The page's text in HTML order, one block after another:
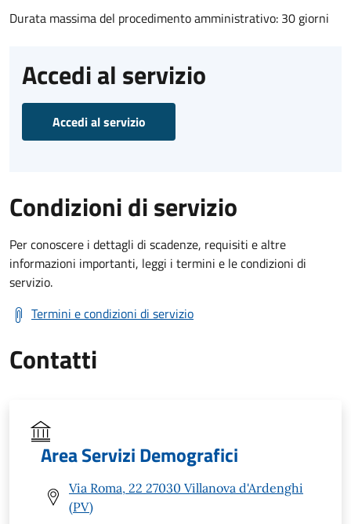
Durata massima del procedimento amministrativo: 30 giorni
Accedi al servizio
Accedi al servizio
Condizioni di servizio
Per conoscere i dettagli di scadenze, requisiti e altre
informazioni importanti, leggi i termini e le condizioni di
servizio.
Termini e condizioni di servizio
Contatti
Area Servizi Demografici
Via Roma, 22 27030 Villanova d'Ardenghi
(PV)